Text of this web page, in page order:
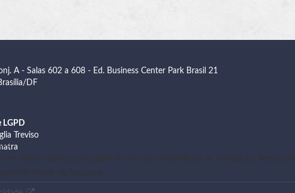
A - Salas 602 a 608 - Ed. Business Center Park Brasil 21
DF
LGPD
Treviso
dados técnicos para garantir uma boa experiência de navegação. Nesse
deixar de funcionar.